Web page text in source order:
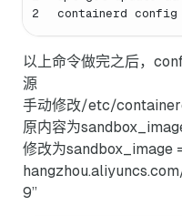
2
containerd
以上命令做完之后，
源
手动修改/etc/
原内容为
修改为sandbox_image
9”